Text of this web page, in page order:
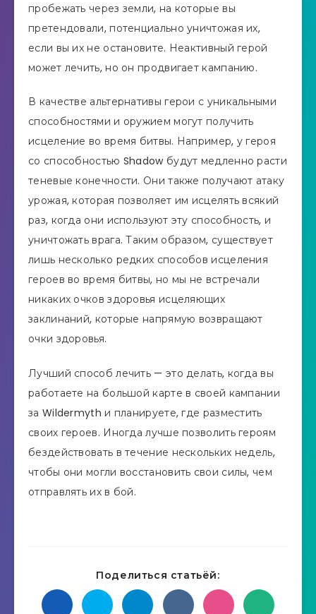
пробежать через земли, на которые вы
претендовали, потенциально уничтожая их,
если вы их не остановите. Неактивный герой
может лечить, но он продвигает кампанию.
В качестве альтернативы герои с уникальными
способностями и оружием могут получить
исцеление во время битвы. Например, у героя
со способностью Shadow будут медленно расти
теневые конечности. Они также получают атаку
урожая, которая позволяет им исцелять всякий
раз, когда они используют эту способность, и
уничтожать врага. Таким образом, существует
лишь несколько редких способов исцеления
героев во время битвы, но мы не встречали
никаких очков здоровья исцеляющих
заклинаний, которые напрямую возвращают
очки здоровья.
Лучший способ лечить — это делать, когда вы
работаете на большой карте в своей кампании
за Wildermyth и планируете, где разместить
своих героев. Иногда лучше позволить героям
бездействовать в течение нескольких недель,
чтобы они могли восстановить свои силы, чем
отправлять их в бой.
Поделиться статьёй: